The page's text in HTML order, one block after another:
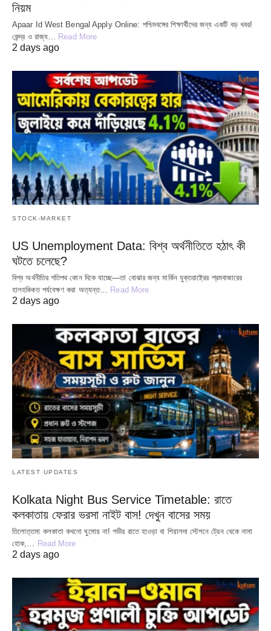
নিয়ম
Apaar Id West Bengal Apply Online: পশ্চিমবঙ্গের শিক্ষার্থীদের জন্য একটি বড় খবর!
কেন্দ্র ও রাজ্য…
Read More
2 days ago
STOCK-MARKET
US Unemployment Data: বিশ্ব অর্থনীতিতে হঠাৎ কী
ঘটতে চলেছে?
বিশ্ব অর্থনীতির গতিপথ কোন দিকে যাচ্ছে—তা বোঝার জন্য মার্কিন যুক্তরাষ্ট্রের শ্রমবাজারের
হালহকিকত পর্যবেক্ষণ করা অত্যন্ত… Read More
2 days ago
LATEST UPDATES
Kolkata Night Bus Service Timetable: রাতে
কলকাতায় ফেরার ভরসা নাইট বাস! দেখুন বাসের সময়
তিলোত্তমা কলকাতা কখনো ঘুমোয় না! গভীর রাতে হাওড়া বা শিয়ালদা স্টেশনে ট্রেন থেকে নামা
হোক,… Read More
2 days ago